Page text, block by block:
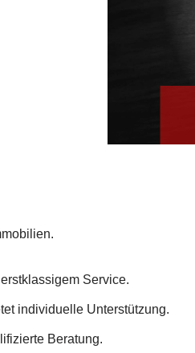
Service.
individuelle Unterstützung.
Beratung.